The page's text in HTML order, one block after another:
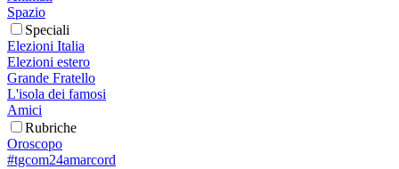
Spazio
Speciali
Elezioni Italia
Elezioni estero
Grande Fratello
L'isola dei famosi
Amici
Rubriche
Oroscopo
#tgcom24amarcord